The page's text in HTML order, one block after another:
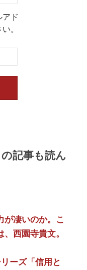
ド
。
記事も読ん
が凄いのか。こ
西園寺貴文。
ーズ「信用と